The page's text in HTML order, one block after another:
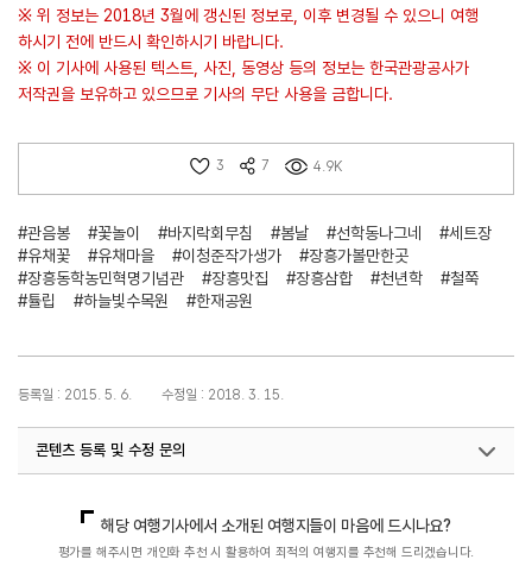
※ 위 정보는 2018년 3월에 갱신된 정보로, 이후 변경될 수 있으니 여행
하시기 전에 반드시 확인하시기 바랍니다.
※ 이 기사에 사용된 텍스트, 사진, 동영상 등의 정보는 한국관광공사가
저작권을 보유하고 있으므로 기사의 무단 사용을 금합니다.
3 7 4.9K
#관음봉 #꽃놀이 #바지락회무침 #봄날 #선학동나그네
#세트장
#유채꽃
#유채마을 #이청준작가생가
#장흥가볼만한곳
#장흥동학농민혁명기념관
#장흥맛집 #장흥삼합 #천년학
#철쭉
#튤립
#하늘빛수목원 #한재공원
등록일 : 2015. 5. 6. 수정일 : 2018. 3. 15.
콘텐츠 등록 및 수정 문의
해당 여행기사에서 소개된 여행지들이 마음에 드시나요?
평가를 해주시면 개인화 추천 시 활용하여 최적의 여행지를 추천해 드리겠습니다.